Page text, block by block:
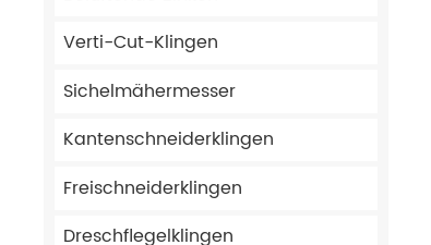
Verti-Cut-Klingen
Sichelmähermesser
Kantenschneiderklingen
Freischneiderklingen
Dreschflegelklingen